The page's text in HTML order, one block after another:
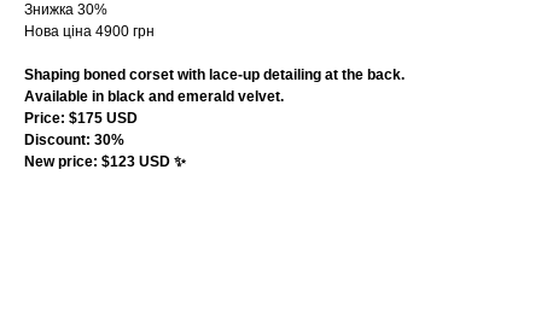
Знижка 30%
Нова ціна 4900 грн
Shaping boned corset with lace-up detailing at the back.
Available in black and emerald velvet.
Price: $175 USD
Discount: 30%
New price: $123 USD ✨